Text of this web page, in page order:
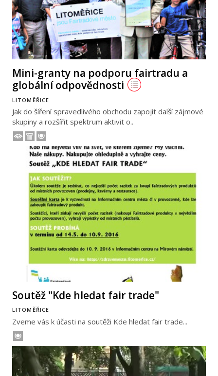
Mini-granty na podporu fairtradu a
globální odpovědnosti
LITOMĚŘICE
Jak do šíření spravedlivého obchodu zapojit další zájmové
skupiny a rozšířit spektrum aktivit o..
Soutěž "Kde hledat fair trade"
LITOMĚŘICE
Zveme vás k účasti na soutěži Kde hledat fair trade...